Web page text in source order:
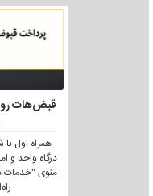
قبض‌هات رو
همراه اول
درگاه واحد و
منوی "خدمات